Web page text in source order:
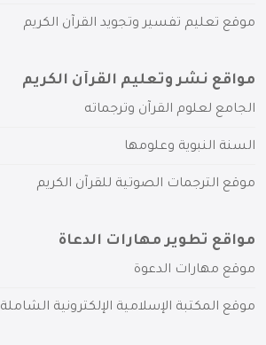
موقع تعليم تفسير وتجويد القرآن الكريم
مواقع نشر وتعليم القرآن الكريم
الجامع لعلوم القرآن وترجماته
السنة النبوية وعلومها
موقع الترجمات الصوتية للقرآن الكريم
مواقع تطوير مهارات الدعاة
موقع مهارات الدعوة
موقع المكتبة الإسلامية الإلكترونية الشاملة